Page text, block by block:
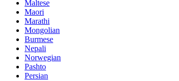
Maltese
Maori
Marathi
Mongolian
Burmese
Nepali
Norwegian
Pashto
Persian